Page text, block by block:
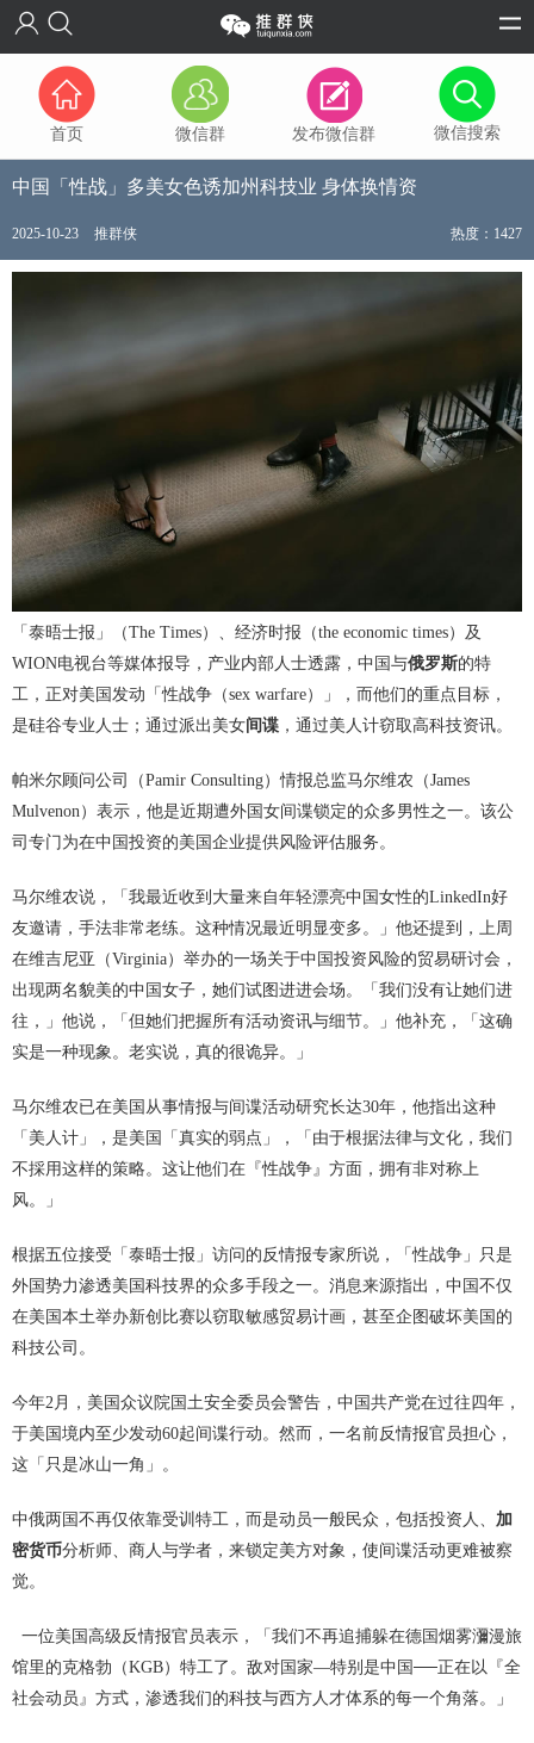
首页 微信群 发布微信群 微信搜索
中国「性战」多美女色诱加州科技业 身体换情资
2025-10-23 推群侠 热度：1427
「泰晤士报」（The Times）、经济时报（the economic times）及
WION电视台等媒体报导，产业内部人士透露，中国与俄罗斯的特
工，正对美国发动「性战争（sex warfare）」，而他们的重点目标，
是硅谷专业人士；通过派出美女 间谍 ，通过美人计窃取高科技资讯。
帕米尔顾问公司（Pamir Consulting）情报总监马尔维农（James
Mulvenon）表示，他是近期遭外国女间谍锁定的众多男性之一。该公
司专门为在中国投资的美国企业提供风险评估服务。
马尔维农说，「我最近收到大量来自年轻漂亮中国女性的LinkedIn好
友邀请，手法非常老练。这种情况最近明显变多。」他还提到，上周
在维吉尼亚（Virginia）举办的一场关于中国投资风险的贸易研讨会，
出现两名貌美的中国女子，她们试图进进会场。「我们没有让她们进
往，」他说，「但她们把握所有活动资讯与细节。」他补充，「这确
实是一种现象。老实说，真的很诡异。」
马尔维农已在美国从事情报与间谍活动研究长达30年，他指出这种
「美人计」，是美国「真实的弱点」，「由于根据法律与文化，我们
不採用这样的策略。这让他们在『性战争』方面，拥有非对称上
风。」
根据五位接受「泰晤士报」访问的反情报专家所说，「性战争」只是
外国势力渗透美国科技界的众多手段之一。消息来源指出，中国不仅
在美国本土举办新创比赛以窃取敏感贸易计画，甚至企图破坏美国的
科技公司。
今年2月，美国众议院国土安全委员会警告，中国共产党在过往四年，
于美国境内至少发动60起间谍行动。然而，一名前反情报官员担心，
这「只是冰山一角」。
中俄两国不再仅依靠受训特工，而是动员一般民众，包括投资人、 加
密货币分析师、商人与学者，来锁定美方对象，使间谍活动更难被察
觉。
一位美国高级反情报官员表示，「我们不再追捕躲在德国烟雾瀰漫旅
馆里的克格勃（KGB）特工了。敌对国家—特别是中国──正在以『全
社会动员』方式，渗透我们的科技与西方人才体系的每一个角落。」